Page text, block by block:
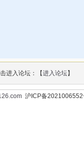
进入论坛：【进入论坛】
沪ICP备